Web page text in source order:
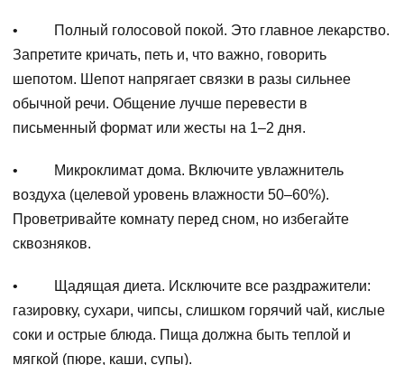
• Полный голосовой покой. Это главное лекарство.
Запретите кричать, петь и, что важно, говорить
шепотом. Шепот напрягает связки в разы сильнее
обычной речи. Общение лучше перевести в
письменный формат или жесты на 1–2 дня.
• Микроклимат дома. Включите увлажнитель
воздуха (целевой уровень влажности 50–60%).
Проветривайте комнату перед сном, но избегайте
сквозняков.
• Щадящая диета. Исключите все раздражители:
газировку, сухари, чипсы, слишком горячий чай, кислые
соки и острые блюда. Пища должна быть теплой и
мягкой (пюре, каши, супы).